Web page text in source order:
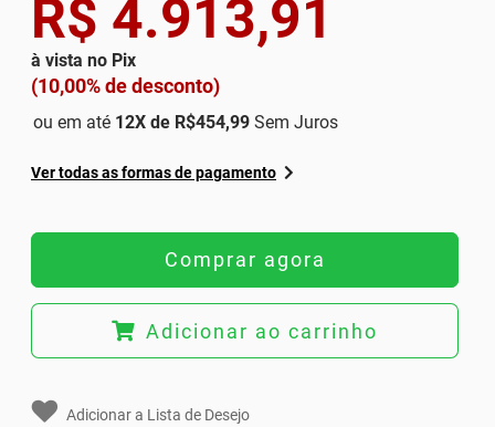
R$ 4.913,91
à vista no Pix
(10,00% de desconto)
ou em até 12X de R$454,99 Sem Juros
Ver todas as formas de pagamento
Comprar agora
Adicionar ao carrinho
Adicionar a Lista de Desejo